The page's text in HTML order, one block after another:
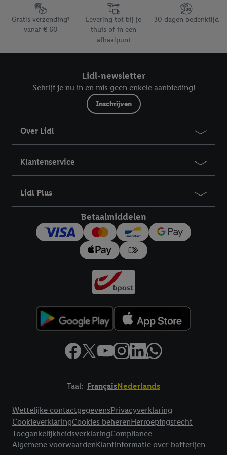
Footerelement met de verschillende USPs van Lidl.be
Gratis verzending¹
vanaf € 60
Levering tot bij je
thuis of in een
afhaalpunt
30 dagen bedenktijd
Lidl-newsletter
Schrijf je nu in en mis geen enkele aanbieding!
Inschrijven
Over Lidl
Klantenservice
Lidl Plus
Betaalmiddelen
Taal: FrançaisNederlands
Wettelijke contactgegevensPrivacyverklaring
CookieverklaringCookies beherenHerroepingsrecht
ToegankelijkheidsverklaringCompliance
Algemene voorwaardenKlantinformatie over batterijen
impressum hier.